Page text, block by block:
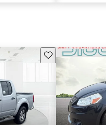
Guarda este Aviso